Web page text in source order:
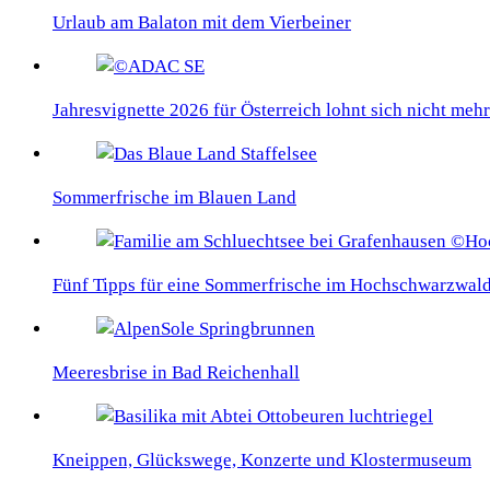
Urlaub am Balaton mit dem Vierbeiner
Jahresvignette 2026 für Österreich lohnt sich nicht mehr
Sommerfrische im Blauen Land
Fünf Tipps für eine Sommerfrische im
Meeresbrise in Bad Reichenhall
Kneippen, Glückswege, Konzerte und Klostermuseum